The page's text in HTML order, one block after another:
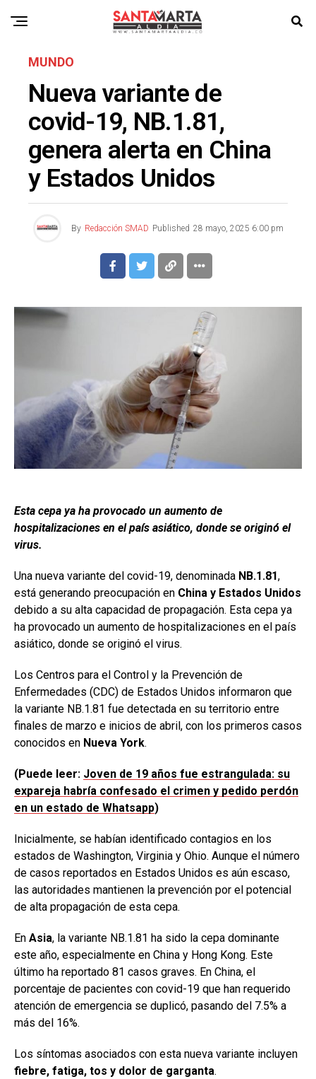
MUNDO
Nueva variante de
covid-19, NB.1.81,
genera alerta en China
y Estados Unidos
By Redacción SMAD Published 28 mayo, 2025 6:00 pm
Esta cepa ya ha provocado un aumento de
hospitalizaciones en el país asiático, donde se originó el
virus.
Una nueva variante del covid-19, denominada NB.1.81,
está generando preocupación en China y Estados Unidos
debido a su alta capacidad de propagación. Esta cepa ya
ha provocado un aumento de hospitalizaciones en el país
asiático, donde se originó el virus.
Los Centros para el Control y la Prevención de
Enfermedades (CDC) de Estados Unidos informaron que
la variante NB.1.81 fue detectada en su territorio entre
finales de marzo e inicios de abril, con los primeros casos
conocidos en Nueva York.
(Puede leer: Joven de 19 años fue estrangulada: su
expareja habría confesado el crimen y pedido perdón
en un estado de Whatsapp)
Inicialmente, se habían identificado contagios en los
estados de Washington, Virginia y Ohio. Aunque el número
de casos reportados en Estados Unidos es aún escaso,
las autoridades mantienen la prevención por el potencial
de alta propagación de esta cepa.
En Asia, la variante NB.1.81 ha sido la cepa dominante
este año, especialmente en China y Hong Kong. Este
último ha reportado 81 casos graves. En China, el
porcentaje de pacientes con covid-19 que han requerido
atención de emergencia se duplicó, pasando del 7.5% a
más del 16%.
Los síntomas asociados con esta nueva variante incluyen
fiebre, fatiga, tos y dolor de garganta.